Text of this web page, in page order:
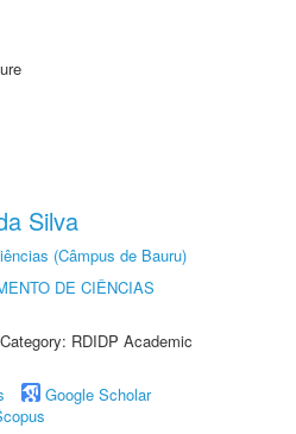
Silva
(Câmpus de Bauru)
DE CIÊNCIAS
RDIDP Academic
Google Scholar